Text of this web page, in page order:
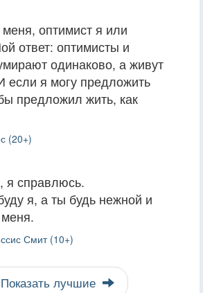
оптимист я или
ответ: оптимисты и
одинаково, а живут
если я могу предложить
предложил жить, как
(20+)
справлюсь.
я, а ты будь нежной и
Смит (10+)
Показать лучшие